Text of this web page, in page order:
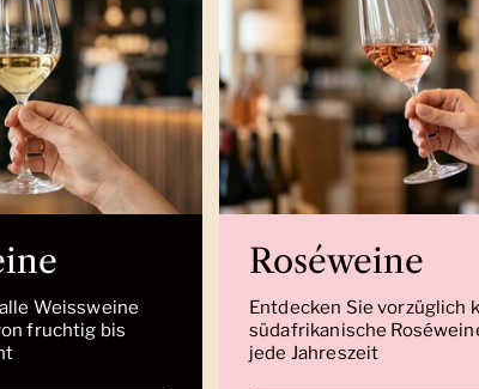
Weissweine
fruchtig bis
Roséweine
Entdecken Sie vorzüglich
südafrikanische
jede Jahreszeit